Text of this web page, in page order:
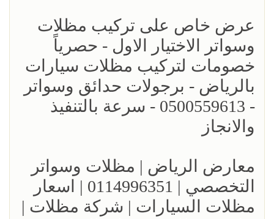
عرض خاص على تركيب مظلات
وسواتر الاختيار الاول - حصرياً
خصومات لتركيب مظلات سيارات
بالرياض - برجولات حدائق وسواتر
- 0500559613 - سرعة بالتنفيذ
والانجاز
معارض الرياض | مظلات وسواتر
التخصصي | 0114996351 | اسعار
مظلات السيارات | شركة مظلات |